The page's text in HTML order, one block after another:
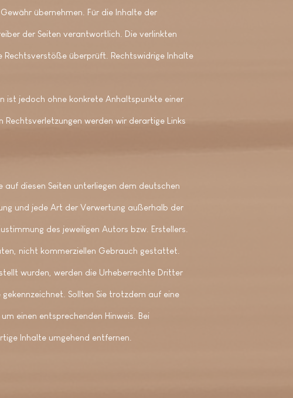
übernehmen. Für die Inhalte der
der Seiten verantwortlich. Die verlinkten
Rechtsverstöße überprüft. Rechtswidrige Inhalte
ist jedoch ohne konkrete Anhaltspunkte einer
werden wir derartige Links
diesen Seiten unterliegen dem deutschen
und jede Art der Verwertung außerhalb der
des jeweiligen Autors bzw. Erstellers.
nicht kommerziellen Gebrauch gestattet.
wurden, werden die Urheberrechte Dritter
Sollten Sie trotzdem auf eine
einen entsprechenden Hinweis. Bei
Inhalte umgehend entfernen.